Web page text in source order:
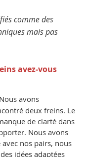
comme des
mais pas
avez-vous
Nous avons
deux freins. Le
de clarté dans
. Nous avons
nos pairs, nous
idées adaptées